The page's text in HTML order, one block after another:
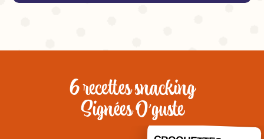
6 recettes snacking
Signées O’guste